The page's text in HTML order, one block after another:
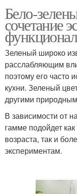
Бело-
сочетание
Зеленый широко
расслабляющим
поэтому его часто
кухни. Зеленый
другими
В зависимости от
гамме подойдет
возраста, так и
экспериментам.